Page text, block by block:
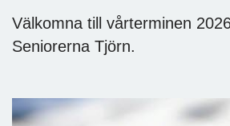
Välkomna till vårterminen
Seniorerna Tjörn.